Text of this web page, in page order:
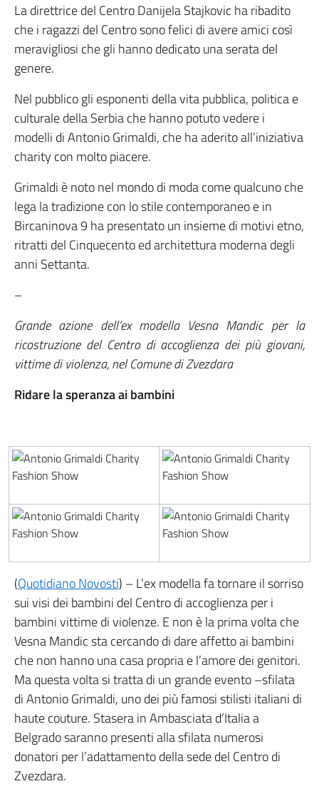
La direttrice del Centro Danijela Stajkovic ha ribadito
che i ragazzi del Centro sono felici di avere amici così
meravigliosi che gli hanno dedicato una serata del
genere.
Nel pubblico gli esponenti della vita pubblica, politica e
culturale della Serbia che hanno potuto vedere i
modelli di Antonio Grimaldi, che ha aderito all’iniziativa
charity con molto piacere.
Grimaldi è noto nel mondo di moda come qualcuno che
lega la tradizione con lo stile contemporaneo e in
Bircaninova 9 ha presentato un insieme di motivi etno,
ritratti del Cinquecento ed architettura moderna degli
anni Settanta.
–
Grande azione dell’ex modella Vesna Mandic per la
ricostruzione del Centro di accoglienza dei più giovani,
vittime di violenza, nel Comune di Zvezdara
Ridare la speranza ai bambini
(Quotidiano Novosti) – L’ex modella fa tornare il sorriso
sui visi dei bambini del Centro di accoglienza per i
bambini vittime di violenze. E non è la prima volta che
Vesna Mandic sta cercando di dare affetto ai bambini
che non hanno una casa propria e l’amore dei genitori.
Ma questa volta si tratta di un grande evento –sfilata
di Antonio Grimaldi, uno dei più famosi stilisti italiani di
haute couture. Stasera in Ambasciata d’Italia a
Belgrado saranno presenti alla sfilata numerosi
donatori per l’adattamento della sede del Centro di
Zvezdara.